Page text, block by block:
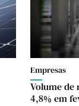
Empresas
Volume de
4,8% em